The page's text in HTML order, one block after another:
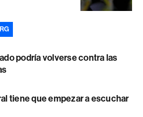
podría volverse contra las
tiene que empezar a escuchar